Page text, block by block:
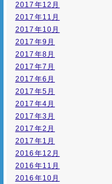
2017年12月
2017年11月
2017年10月
2017年9月
2017年8月
2017年7月
2017年6月
2017年5月
2017年4月
2017年3月
2017年2月
2017年1月
2016年12月
2016年11月
2016年10月